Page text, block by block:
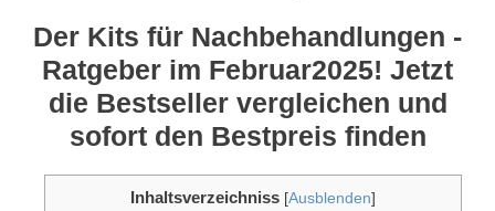
Der Kits für Nachbehandlungen -
Ratgeber im Februar2025! Jetzt
die Bestseller vergleichen und
sofort den Bestpreis finden
Inhaltsverzeichniss [Ausblenden]